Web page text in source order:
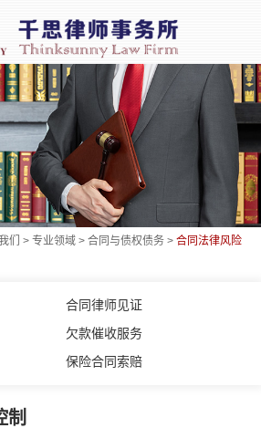
们 > 专业领域 > 合同与债权债务 > 合同法律风险
合同律师见证
欠款催收服务
保险合同索赔
制